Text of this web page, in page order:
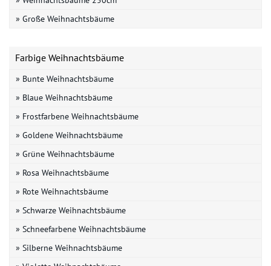
» Große Weihnachtsbäume
Farbige Weihnachtsbäume
» Bunte Weihnachtsbäume
» Blaue Weihnachtsbäume
» Frostfarbene Weihnachtsbäume
» Goldene Weihnachtsbäume
» Grüne Weihnachtsbäume
» Rosa Weihnachtsbäume
» Rote Weihnachtsbäume
» Schwarze Weihnachtsbäume
» Schneefarbene Weihnachtsbäume
» Silberne Weihnachtsbäume